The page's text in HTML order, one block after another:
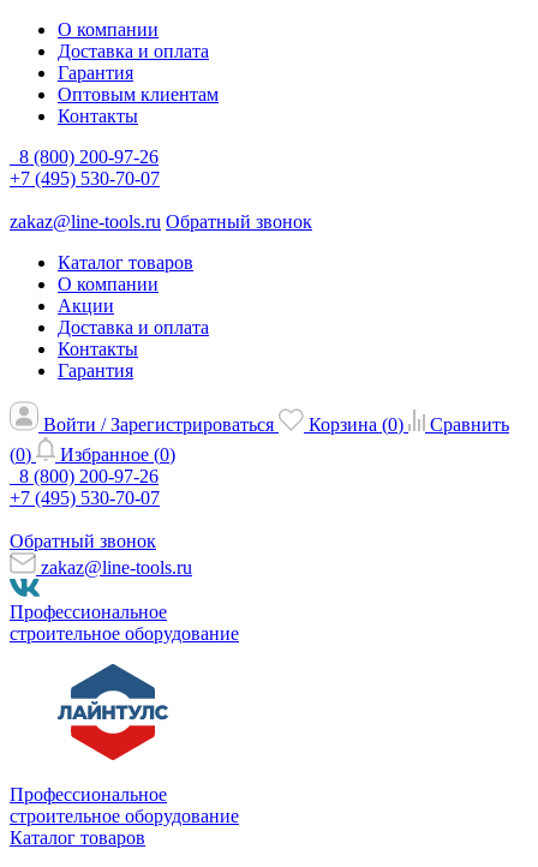
О компании
Доставка и оплата
Гарантия
Оптовым клиентам
Контакты
8 (800) 200-97-26
+7 (495) 530-70-07
zakaz@line-tools.ru Обратный звонок
Каталог товаров
О компании
Акции
Доставка и оплата
Контакты
Гарантия
Войти / Зарегистрироваться Корзина (0)
Сравнить
(0) Избранное (0)
8 (800) 200-97-26
+7 (495) 530-70-07
Обратный звонок
zakaz@line-tools.ru
Профессиональное
строительное оборудование
Профессиональное
строительное оборудование
Каталог товаров